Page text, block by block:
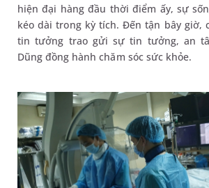
hiện đại hàng đầu thời điểm ấy, sự
kéo dài trong kỳ tích. Đến tận bây giờ,
tin tưởng trao gửi sự tin tưởng, an
Dũng đồng hành chăm sóc sức khỏe.